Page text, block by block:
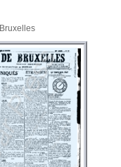
Bruxelles